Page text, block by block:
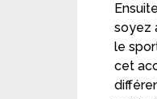
soyez
le
cet